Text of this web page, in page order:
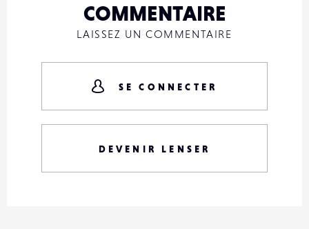
COMMENTAIRE
LAISSEZ UN COMMENTAIRE
SE CONNECTER
DEVENIR LENSER